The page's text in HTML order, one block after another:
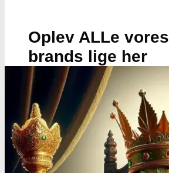
Oplev ALLe vores
brands lige her
Gå til brands
Narkotests
Narkotests